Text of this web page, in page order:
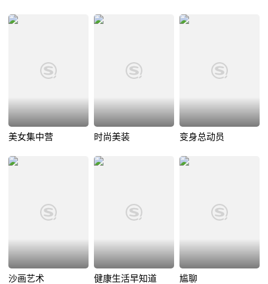
美女集中营 时尚美装 变身总动员
沙画艺术 健康生活早知道 尴聊